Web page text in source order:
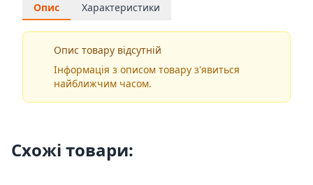
Опис Характеристики
Опис товару відсутній
Інформація з описом товару з'явиться
найближчим часом.
Схожі товари: